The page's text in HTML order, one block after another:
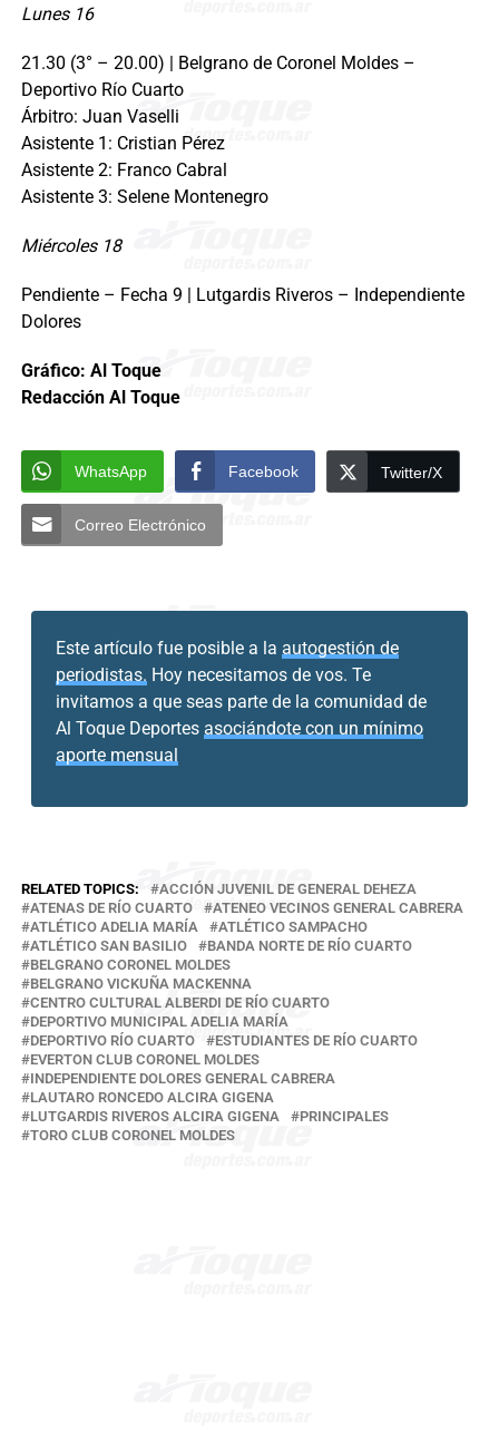
Lunes 16
21.30 (3° – 20.00) | Belgrano de Coronel Moldes –
Deportivo Río Cuarto
Árbitro: Juan Vaselli
Asistente 1: Cristian Pérez
Asistente 2: Franco Cabral
Asistente 3: Selene Montenegro
Miércoles 18
Pendiente – Fecha 9 | Lutgardis Riveros – Independiente
Dolores
Gráfico: Al Toque
Redacción Al Toque
WhatsApp Facebook Twitter/X
Correo Electrónico
Este artículo fue posible a la autogestión de
periodistas. Hoy necesitamos de vos. Te
invitamos a que seas parte de la comunidad de
Al Toque Deportes asociándote con un mínimo
aporte mensual
RELATED TOPICS:
ACCIÓN JUVENIL DE GENERAL DEHEZA
ATENAS DE RÍO CUARTO
ATENEO VECINOS GENERAL CABRERA
ATLÉTICO ADELIA MARÍA
ATLÉTICO SAMPACHO
ATLÉTICO SAN BASILIO
BANDA NORTE DE RÍO CUARTO
BELGRANO CORONEL MOLDES
BELGRANO VICKUÑA MACKENNA
CENTRO CULTURAL ALBERDI DE RÍO CUARTO
DEPORTIVO MUNICIPAL ADELIA MARÍA
DEPORTIVO RÍO CUARTO
ESTUDIANTES DE RÍO CUARTO
EVERTON CLUB CORONEL MOLDES
INDEPENDIENTE DOLORES GENERAL CABRERA
LAUTARO RONCEDO ALCIRA GIGENA
LUTGARDIS RIVEROS ALCIRA GIGENA
PRINCIPALES
TORO CLUB CORONEL MOLDES